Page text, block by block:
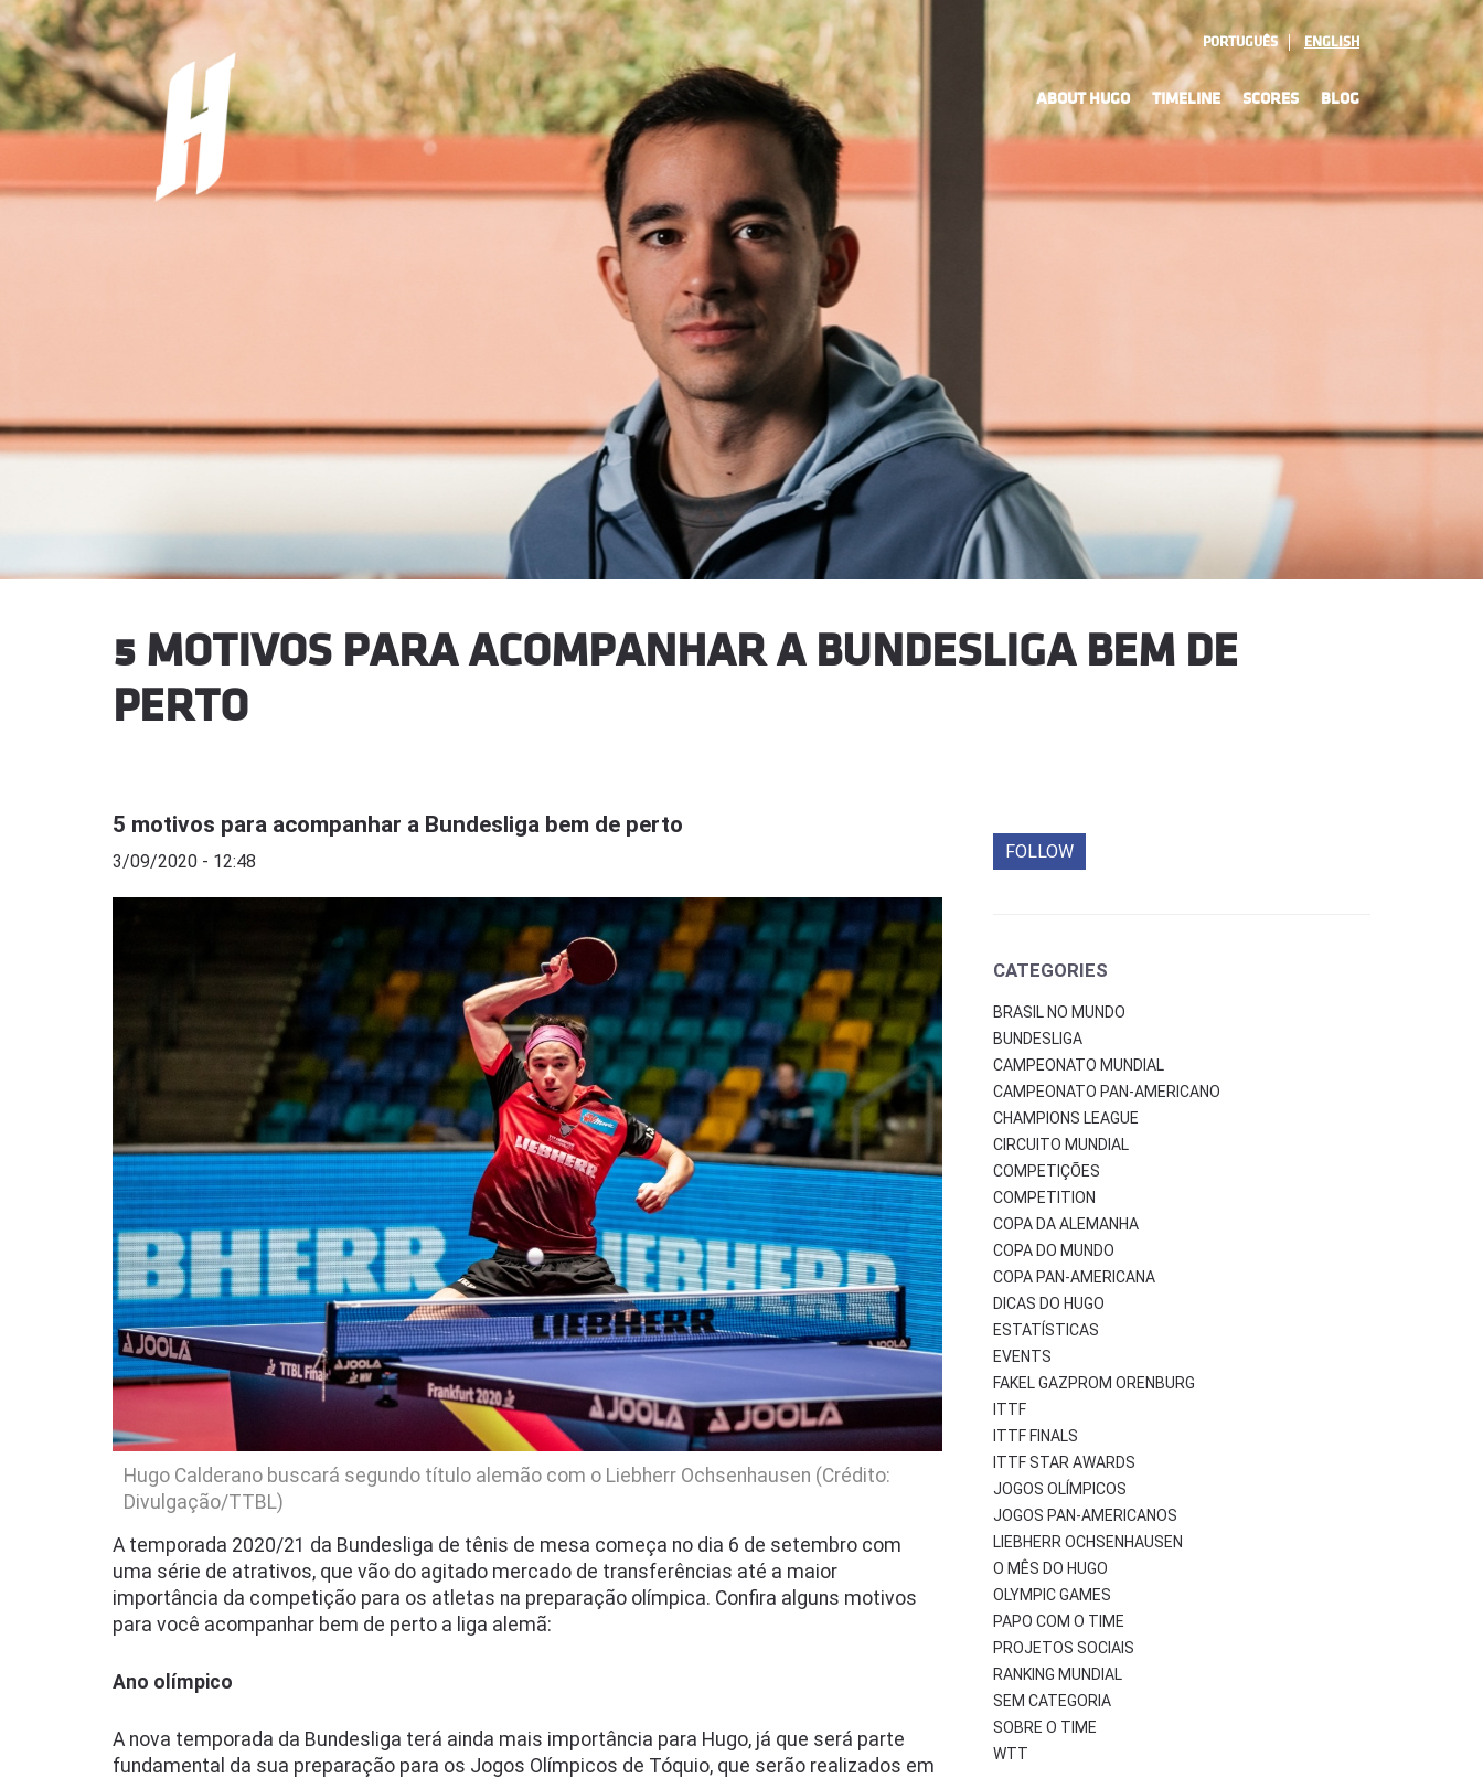
PORTUGUÊS ENGLISH
ABOUT HUGO TIMELINE SCORES BLOG
5 MOTIVOS PARA ACOMPANHAR A BUNDESLIGA BEM DE
PERTO
5 motivos para acompanhar a Bundesliga bem de perto
3/09/2020 - 12:48
Hugo Calderano buscará segundo título alemão com o Liebherr Ochsenhausen (Crédito:
Divulgação/TTBL)
A temporada 2020/21 da Bundesliga de tênis de mesa começa no dia 6 de setembro com
uma série de atrativos, que vão do agitado mercado de transferências até a maior
importância da competição para os atletas na preparação olímpica. Confira alguns motivos
para você acompanhar bem de perto a liga alemã:
Ano olímpico
A nova temporada da Bundesliga terá ainda mais importância para Hugo, já que será parte
fundamental da sua preparação para os Jogos Olímpicos de Tóquio, que serão realizados em
FOLLOW
CATEGORIES
BRASIL NO MUNDO
BUNDESLIGA
CAMPEONATO MUNDIAL
CAMPEONATO PAN-AMERICANO
CHAMPIONS LEAGUE
CIRCUITO MUNDIAL
COMPETIÇÕES
COMPETITION
COPA DA ALEMANHA
COPA DO MUNDO
COPA PAN-AMERICANA
DICAS DO HUGO
ESTATÍSTICAS
EVENTS
FAKEL GAZPROM ORENBURG
ITTF
ITTF FINALS
ITTF STAR AWARDS
JOGOS OLÍMPICOS
JOGOS PAN-AMERICANOS
LIEBHERR OCHSENHAUSEN
O MÊS DO HUGO
OLYMPIC GAMES
PAPO COM O TIME
PROJETOS SOCIAIS
RANKING MUNDIAL
SEM CATEGORIA
SOBRE O TIME
WTT